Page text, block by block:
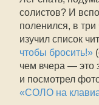
солистов? И
поленился, в
изучил список
чтобы бросить!»
чем вчера — это
и посмотрел
«СОЛО на